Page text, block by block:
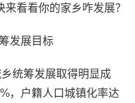
看看你的家乡咋发展？
发展目标
统筹发展取得明显成
，户籍人口城镇化率达